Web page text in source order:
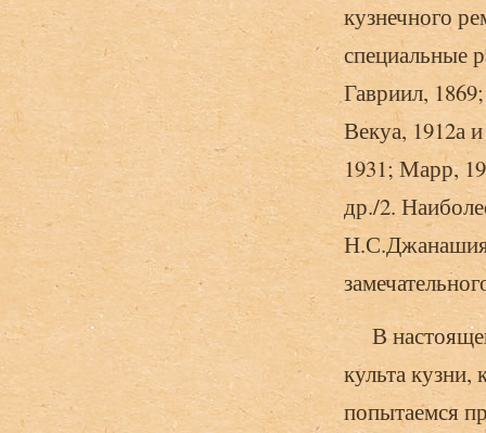
кузнечного
специальные
Гавриил,
Векуа, 1912а
1931; Марр,
др./2.
В настоящей
культа
попытаемся